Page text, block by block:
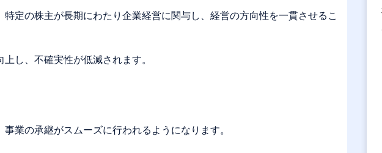
特定の株主が長期にわたり企業経営に関与し、経営の方向性を一貫させるこ
し、不確実性が低減されます。
業の承継がスムーズに行われるようになります。